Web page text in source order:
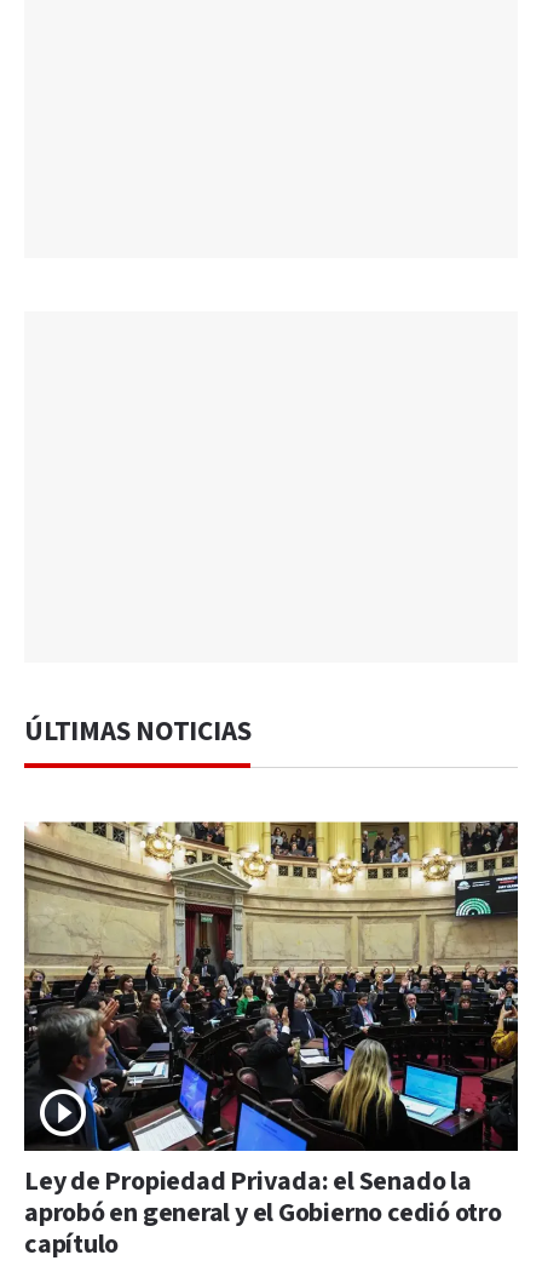
ÚLTIMAS NOTICIAS
Ley de Propiedad Privada: el Senado la
aprobó en general y el Gobierno cedió otro
capítulo